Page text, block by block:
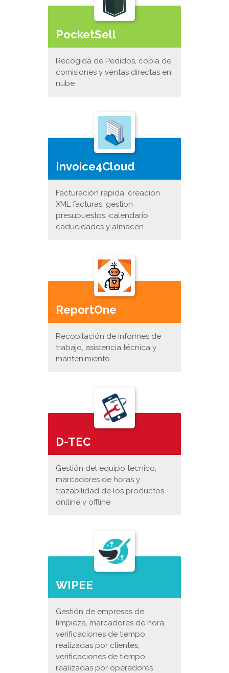
PocketSell
Recogida de Pedidos, copia de
comisiones y ventas directas en
nube
Invoice4Cloud
Facturación rapida, creacion
XML facturas, gestion
presupuestos, calendario
caducidades y almacen.
ReportOne
Recopilación de informes de
trabajo, asistencia técnica y
mantenimiento
D-TEC
Gestión del equipo tecnico,
marcadores de horas y
trazabilidad de los productos
onlline y offline
WIPEE
Gestión de empresas de
limpieza, marcadores de hora,
verificaciones de tiempo
realizadas por clientes,
verificaciones de tiempo
realizadas por operadores